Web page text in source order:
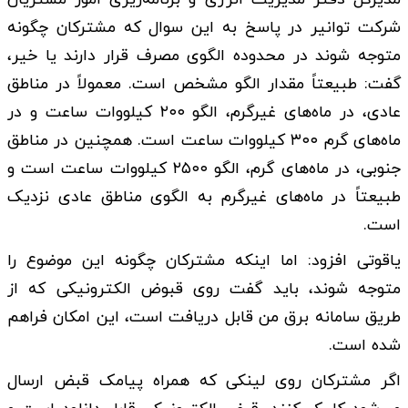
شرکت توانیر در پاسخ به این سوال که مشترکان چگونه
متوجه شوند در محدوده الگوی مصرف قرار دارند یا خیر،
گفت: طبیعتاً مقدار الگو مشخص است. معمولاً در مناطق
عادی، در ماه‌های غیرگرم، الگو ۲۰۰ کیلووات ساعت و در
ماه‌های گرم ۳۰۰ کیلووات ساعت است. همچنین در مناطق
جنوبی، در ماه‌های گرم، الگو ۲۵۰۰ کیلووات ساعت است و
طبیعتاً در ماه‌های غیرگرم به الگوی مناطق عادی نزدیک
است.
یاقوتی افزود: اما اینکه مشترکان چگونه این موضوع را
متوجه شوند، باید گفت روی قبوض الکترونیکی که از
طریق سامانه برق من قابل دریافت است، این امکان فراهم
شده است.
اگر مشترکان روی لینکی که همراه پیامک قبض ارسال